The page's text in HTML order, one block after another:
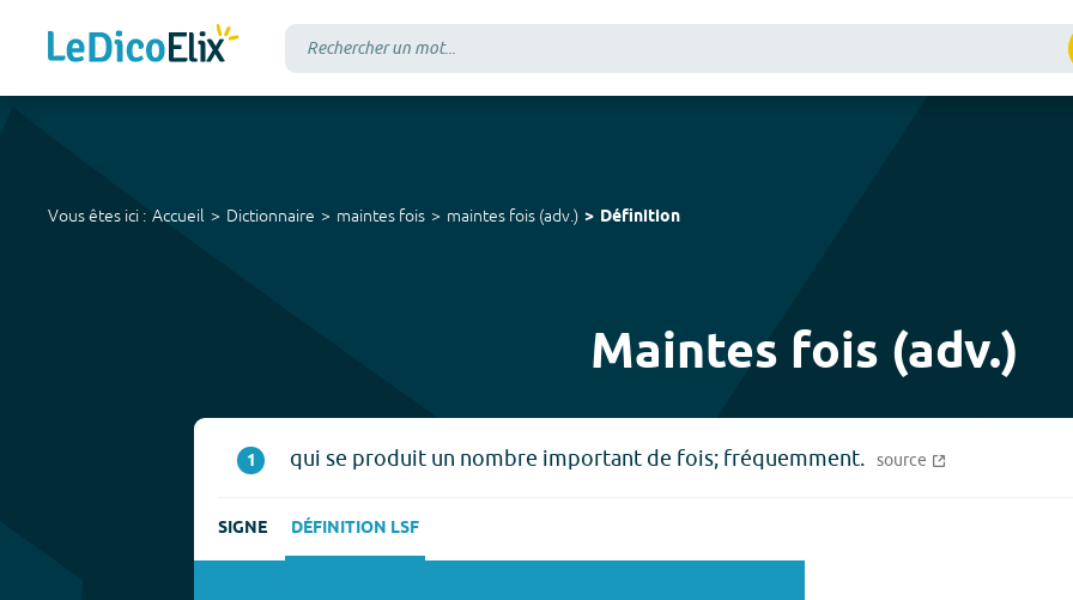
Vous êtes ici : Accueil Dictionnaire maintes fois maintes fois (adv.) Définition
Maintes fois (adv.)
1 qui se produit un nombre important de fois; fréquemment. source
SIGNE DÉFINITION LSF